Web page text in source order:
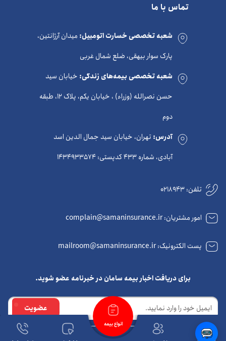
تماس با ما
شعبه تخصصی خسارت اتومبیل: میدان آرژانتین،
پارک سوار بیهقی، ضلع شمال غربی
شعبه تخصصی بیمه‌های زندگی: خیابان سید
حسن نصرالله (وزراء) ، خیابان یکم، پلاک 12، طبقه
دوم
آدرس:تهران، خیابان سید جمال الدین اسد
آبادی، شماره 433 کدپستی: 1434933574
تلفن:0218943
امور مشتریان: complain@samaninsurance.ir
پست الکترونیک: mailroom@samaninsurance.ir
برای دریافت اخبار بیمه سامان در خبرنامه عضو شوید.
ایمیل عضویت
انواع بیمه